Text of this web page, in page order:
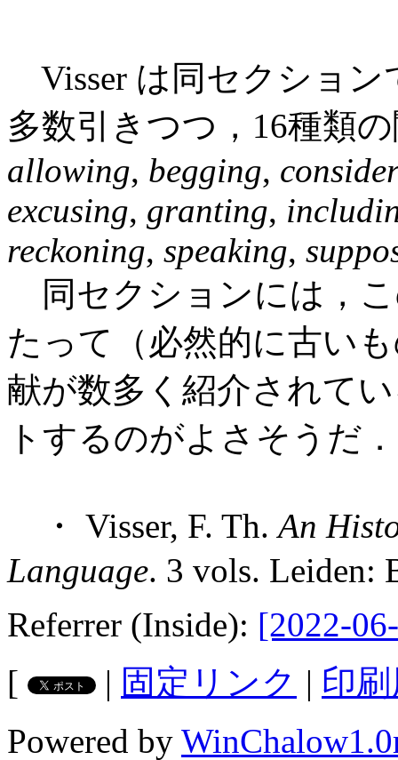
Visser は同セクション
多数引きつつ，16種類
allowing, begging,
excusing, granting,
reckoning, speaking,
同セクションには，
たって（必然的に古い
献が数多く紹介されて
トするのがよさそうだ．
・ Visser, F. Th.An
Language. 3 vols. Leiden:
Referrer (Inside): [2022-
[
| 固定リンク | 印
Powered by